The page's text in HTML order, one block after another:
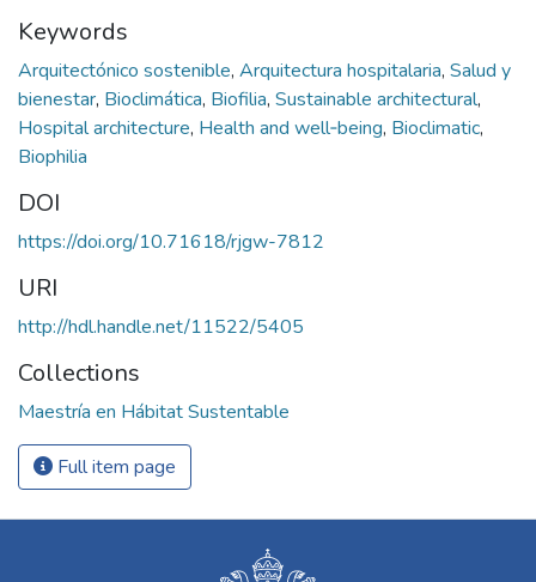
Keywords
Arquitectónico sostenible, Arquitectura hospitalaria, Salud y
bienestar, Bioclimática, Biofilia, Sustainable architectural,
Hospital architecture, Health and well‑being, Bioclimatic,
Biophilia
DOI
https://doi.org/10.71618/rjgw-7812
URI
http://hdl.handle.net/11522/5405
Collections
Maestría en Hábitat Sustentable
Full item page